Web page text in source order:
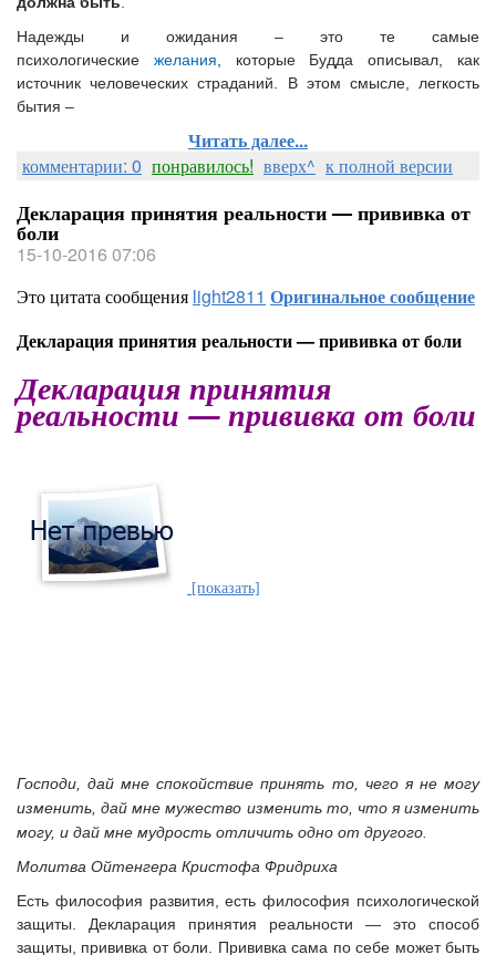
Надежды и ожидания – это те самые
психологические желания , которые Будда описывал, как
источник человеческих страданий. В этом смысле, легкость
бытия –
Читать далее...
комментарии: 0 понравилось! вверх^ к полной версии
Декларация принятия реальности — прививка от
боли
15-10-2016 07:06
Это цитата сообщения light2811 Оригинальное сообщение
Декларация принятия реальности — прививка от боли
Декларация принятия
реальности — прививка от боли
[показать]
Господи, дай мне спокойствие принять то, чего я не могу
изменить,дай мне мужество изменить то, что я изменить
могу, и дай мне мудрость отличить одно от другого.
Молитва Ойтенгера Кристофа Фридриха
Есть философия развития, есть философия психологической
защиты. Декларация принятия реальности — это способ
защиты, прививка от боли. Прививка сама по себе может быть